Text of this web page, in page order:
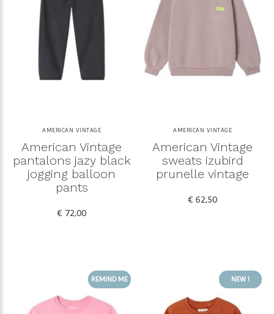
AMERICAN VINTAGE
American Vintage
pantalons jazy black
jogging balloon
pants
€ 72,00
AMERICAN VINTAGE
American Vintage
sweats izubird
prunelle vintage
€ 62,50
REMIND ME NEW !